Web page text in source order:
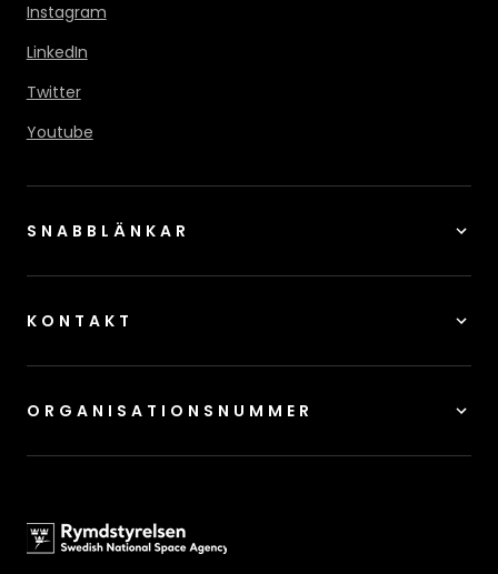
Instagram
LinkedIn
Twitter
Youtube
SNABBLÄNKAR
KONTAKT
ORGANISATIONSNUMMER